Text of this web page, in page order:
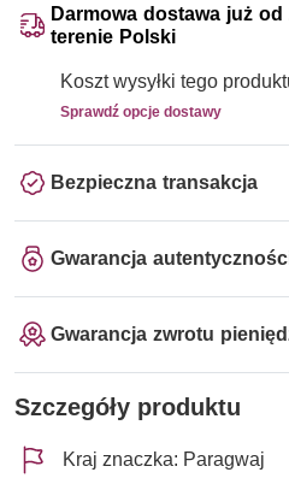
Darmowa dostawa już od
terenie Polski
Koszt wysyłki tego
Sprawdź opcje dostawy
Bezpieczna transakcja
Gwarancja
Gwarancja zwrotu
Szczegóły produktu
Kraj znaczka: Paragwaj